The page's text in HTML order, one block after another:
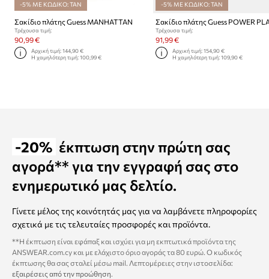
-5% ΜΕ ΚΩΔΙΚΟ: TAN
Σακίδιο πλάτης Guess MANHATTAN
Τρέχουσα τιμή:
90,99 €
Αρχική τιμή:144,90 €
Η χαμηλότερη τιμή:100,99 €
-5% ΜΕ ΚΩΔΙΚΟ: TAN
Σακίδιο πλάτης Guess POWER
Τρέχουσα τιμή:
91,99 €
Αρχική τιμή: 154,90 €
Η χαμηλότερη τιμή: 109,90 €
-20% έκπτωση στην πρώτη σας
αγορά** για την εγγραφή σας στο
ενημερωτικό μας δελτίο.
Γίνετε μέλος της κοινότητάς μας για να λαμβάνετε πληροφορίες
σχετικά με τις τελευταίες προσφορές και προϊόντα.
**Η έκπτωση είναι εφάπαξ και ισχύει για μη εκπτωτικά προϊόντα της
ANSWEAR.com.cy και με ελάχιστο όριο αγοράς τα 80 ευρώ. Ο κωδικός
έκπτωσης θα σας σταλεί μέσω mail. Λεπτομέρειες στην ιστοσελίδα:
εξαιρέσεις από την προώθηση.